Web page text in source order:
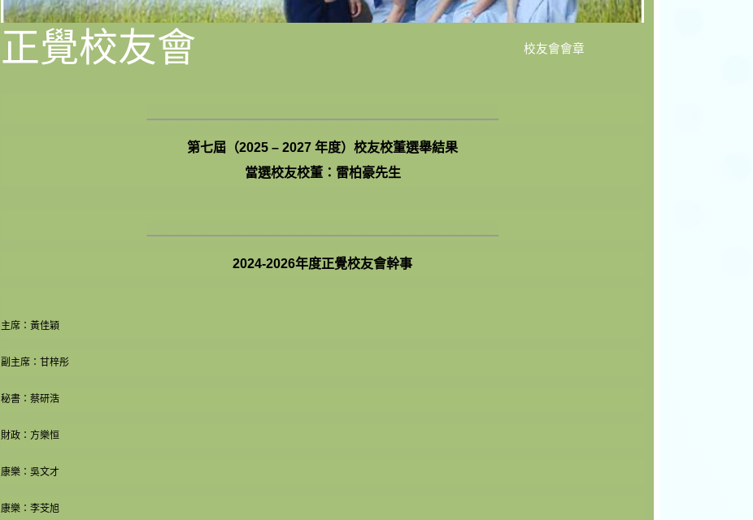
正覺校友會 校友會會章
第七屆（2025 – 2027 年度）校友校董選舉結果
當選校友校董：雷柏豪先生
2024-2026年度正覺校友會幹事
主席：黃佳穎
副主席：甘梓彤
秘書：蔡研浩
財政：方樂恒
康樂：吳文才
康樂：李芠旭